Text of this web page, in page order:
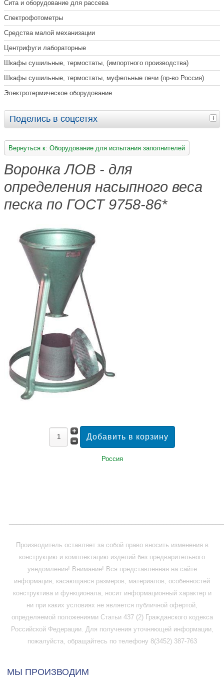
Сита и оборудование для рассева
Спектрофотометры
Средства малой механизации
Центрифуги лабораторные
Шкафы сушильные, термостаты, (импортного производства)
Шкафы сушильные, термостаты, муфельные печи (пр-во Россия)
Электротермическое оборудование
Поделись в соцсетях
Вернуться к: Оборудование для испытания заполнителей
Воронка ЛОВ - для
определения насыпного веса
песка по ГОСТ 9758-86*
Россия
Производитель оставляет за собой право вносить изменения в
конструкцию и комплектацию изделий без предварительного
уведомления! Внимание! Вся представленная на сайте
информация, касающаяся размеров, материалов, особенностей
конструктива и функционала, носит информационный характер и
ни при каких условиях не является публичной офертой,
определяемой положениями Статьи 437 (2) Гражданского кодекса
Российской Федерации. Для получения уточняющей информации,
пожалуйста, обращайтесь по телефону 8(3452) 387-763
МЫ ПРОИЗВОДИМ